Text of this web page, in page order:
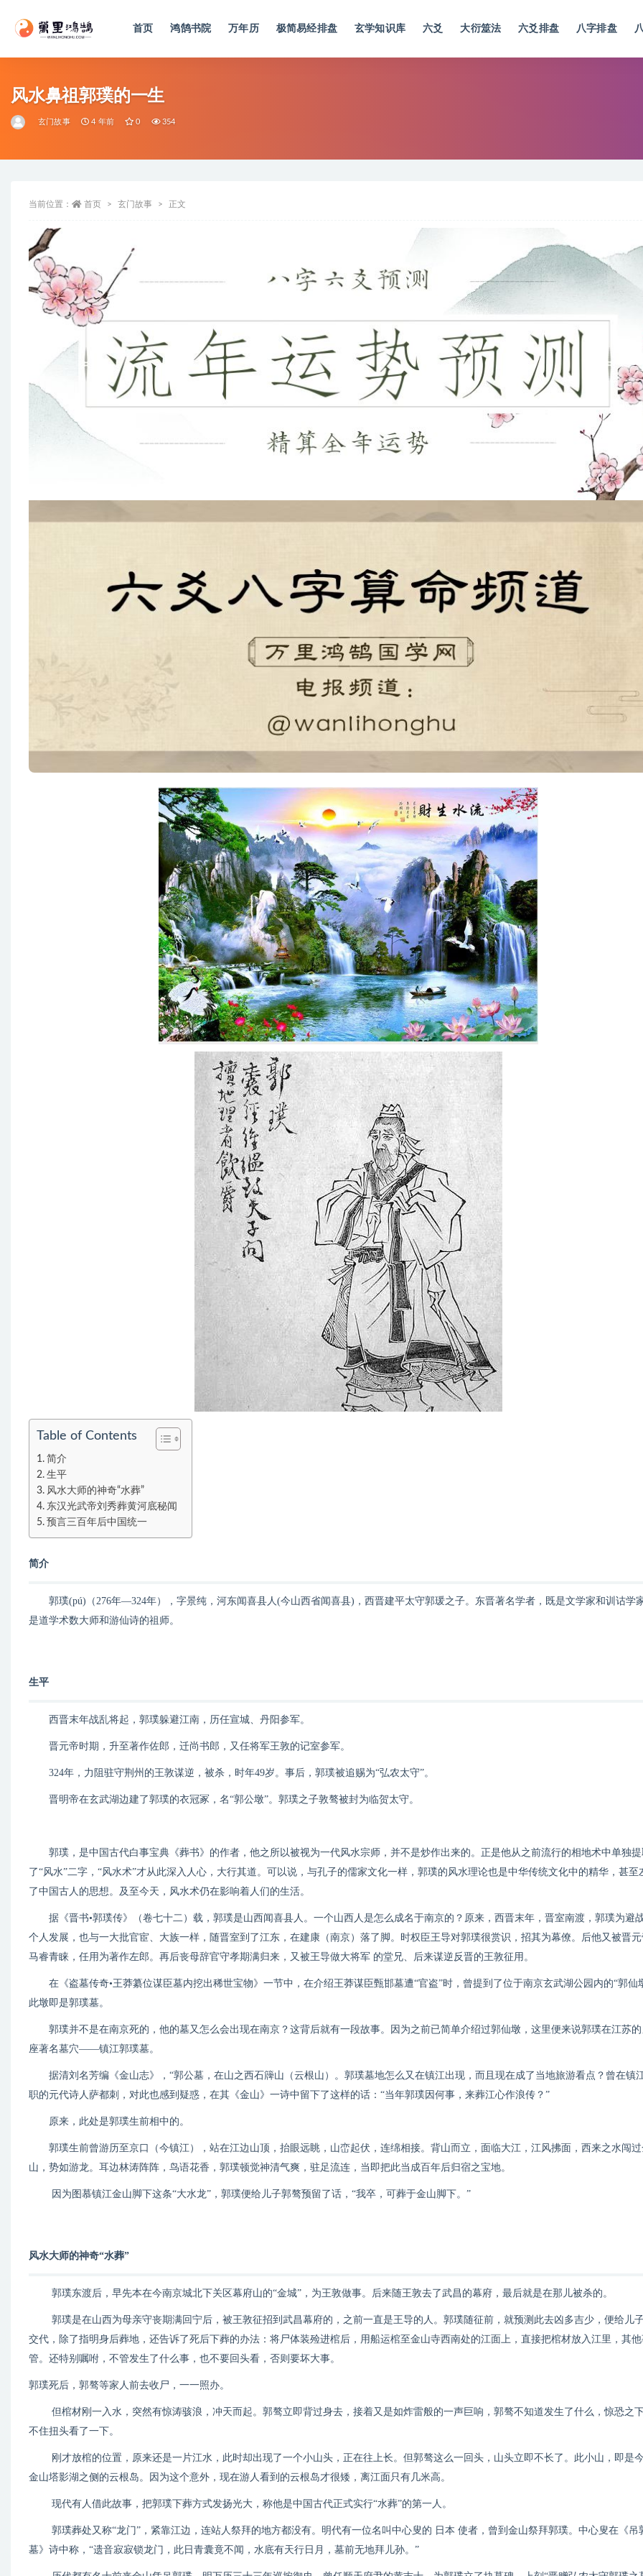
首页 鸿鹄书院 万年历 极简易经排盘 玄学知识库 六爻 大衍筮法 六爻排盘 八字排盘
风水鼻祖郭璞的一生
玄门故事 4 年前 0 354
当前位置： 首页 玄门故事 正文
Table of Contents
简介
生平
风水大师的神奇“水葬”
东汉光武帝刘秀葬黄河底秘闻
预言三百年后中国统一
简介
郭璞(pú)（276年—324年），字景纯，河东闻喜县人(今山西省闻喜县)，西晋建平太守郭瑗之子。东晋著名学者，既是文学家和训诂学
是道学术数大师和游仙诗的祖师。
生平
西晋末年战乱将起，郭璞躲避江南，历任宣城、丹阳参军。
晋元帝时期，升至著作佐郎，迁尚书郎，又任将军王敦的记室参军。
324年，力阻驻守荆州的王敦谋逆，被杀，时年49岁。事后，郭璞被追赐为“弘农太守”。
晋明帝在玄武湖边建了郭璞的衣冠冢，名“郭公墩”。郭璞之子敦骜被封为临贺太守。
郭璞，是中国古代白事宝典《葬书》的作者，他之所以被视为一代风水宗师，并不是炒作出来的。正是他从之前流行的相地术中单独
了“风水”二字，“风水术”才从此深入人心，大行其道。可以说，与孔子的儒家文化一样，郭璞的风水理论也是中华传统文化中的精华，甚至
了中国古人的思想。及至今天，风水术仍在影响着人们的生活。
据《晋书•郭璞传》（卷七十二）载，郭璞是山西闻喜县人。一个山西人是怎么成名于南京的？原来，西晋末年，晋室南渡，郭璞为避
个人发展，也与一大批官宦、大族一样，随晋室到了江东，在建康（南京）落了脚。时权臣王导对郭璞很赏识，招其为幕僚。后他又被晋
马睿青睐，任用为著作左郎。再后丧母辞官守孝期满归来，又被王导做大将军 的堂兄、后来谋逆反晋的王敦征用。
在《盗墓传奇•王莽纂位谋臣墓内挖出稀世宝物》一节中，在介绍王莽谋臣甄邯墓遭“官盗”时，曾提到了位于南京玄武湖公园内的“郭仙
此墩即是郭璞墓。
郭璞并不是在南京死的，他的墓又怎么会出现在南京？这背后就有一段故事。因为之前已简单介绍过郭仙墩，这里便来说郭璞在江苏
座著名墓穴——镇江郭璞墓。
据清刘名芳编《金山志》，“郭公墓，在山之西石簰山（云根山）。郭璞墓地怎么又在镇江出现，而且现在成了当地旅游看点？曾在镇
职的元代诗人萨都刺，对此也感到疑惑，在其《金山》一诗中留下了这样的话：“当年郭璞因何事，来葬江心作浪传？”
原来，此处是郭璞生前相中的。
郭璞生前曾游历至京口（今镇江），站在江边山顶，抬眼远眺，山峦起伏，连绵相接。背山而立，面临大江，江风拂面，西来之水闯
山，势如游龙。耳边林涛阵阵，鸟语花香，郭璞顿觉神清气爽，驻足流连，当即把此当成百年后归宿之宝地。
因为图慕镇江金山脚下这条“大水龙”，郭璞便给儿子郭骜预留了话，“我卒，可葬于金山脚下。”
风水大师的神奇“水葬”
郭璞东渡后，早先本在今南京城北下关区幕府山的“金城”，为王敦做事。后来随王敦去了武昌的幕府，最后就是在那儿被杀的。
郭璞是在山西为母亲守丧期满回宁后，被王敦征招到武昌幕府的，之前一直是王导的人。郭璞随征前，就预测此去凶多吉少，便给儿
交代，除了指明身后葬地，还告诉了死后下葬的办法：将尸体装殓进棺后，用船运棺至金山寺西南处的江面上，直接把棺材放入江里，其
管。还特别嘱咐，不管发生了什么事，也不要回头看，否则要坏大事。
郭璞死后，郭骜等家人前去收尸，一一照办。
但棺材刚一入水，突然有惊涛骇浪，冲天而起。郭骜立即背过身去，接着又是如炸雷般的一声巨响，郭骜不知道发生了什么，惊恐之
不住扭头看了一下。
刚才放棺的位置，原来还是一片江水，此时却出现了一个小山头，正在往上长。但郭骜这么一回头，山头立即不长了。此小山，即是
金山塔影湖之侧的云根岛。因为这个意外，现在游人看到的云根岛才很矮，离江面只有几米高。
现代有人借此故事，把郭璞下葬方式发扬光大，称他是中国古代正式实行“水葬”的第一人。
郭璞葬处又称“龙门”，紧靠江边，连站人祭拜的地方都没有。明代有一位名叫中心叟的 日本 使者，曾到金山祭拜郭璞。中心叟在《吊
墓》诗中称，“遗音寂寂锁龙门，此日青囊竟不闻，水底有天行日月，墓前无地拜儿孙。”